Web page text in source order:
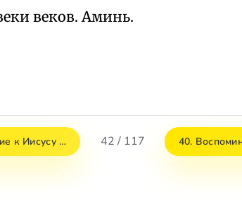
веков. Аминь.
к Иисусу … 42 / 117 40.